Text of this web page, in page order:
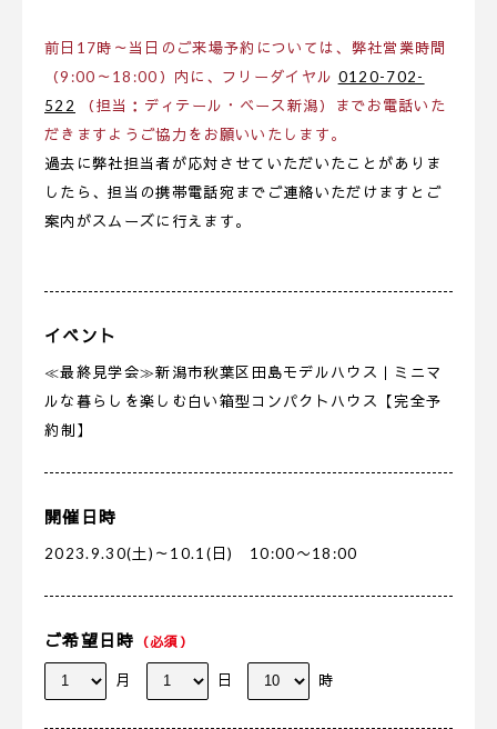
前日17時～当日のご来場予約については、弊社営業時間
（9:00～18:00）内に、フリーダイヤル 0120-702-
522
（担当：ディテール・ベース新潟）までお電話いた
だきますようご協力をお願いいたします。
過去に弊社担当者が応対させていただいたことがありま
したら、担当の携帯電話宛までご連絡いただけますとご
案内がスムーズに行えます。
イベント
≪最終見学会≫新潟市秋葉区田島モデルハウス｜ミニマ
ルな暮らしを楽しむ白い箱型コンパクトハウス【完全予
約制】
開催日時
2023.9.30(土)～10.1(日) 10:00〜18:00
ご希望日時 （必須）
月 日 時